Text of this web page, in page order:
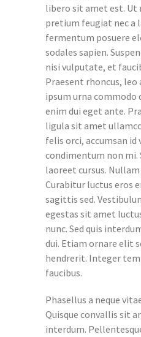
libero sit amet est. Ut
pretium feugiat nec a
fermentum posuere
sodales sapien.
nisi vulputate, et
Praesent rhoncus,
ipsum urna
enim dui eget ante.
ligula sit amet
felis orci, accumsan id
condimentum non mi.
laoreet cursus.
Curabitur luctus eros
sagittis sed.
egestas sit amet
nunc. Sed quis
dui. Etiam ornare elit
hendrerit. Integer
faucibus.
Phasellus a neque
Quisque convallis sit
interdum.